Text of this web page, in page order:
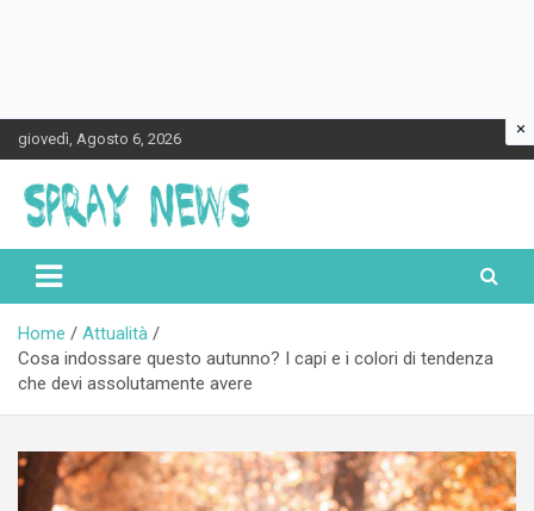
Skip
to
content
giovedì, Agosto 6, 2026
Spraynews.it
Home
Attualità
Cosa indossare questo autunno? I capi e i colori di tendenza
che devi assolutamente avere
×